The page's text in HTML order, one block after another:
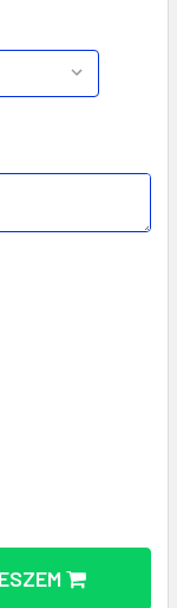
RPET 290T